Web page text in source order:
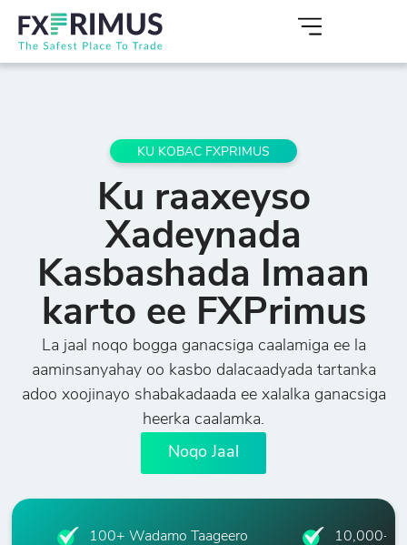
KU KOBAC FXPRIMUS
Ku raaxeyso
Xadeynada
Kasbashada Imaan
karto ee FXPrimus
La jaal noqo bogga ganacsiga caalamiga ee la
aaminsanyahay oo kasbo dalacaadyada tartanka
adoo xoojinayo shabakadaada ee xalalka ganacsiga
heerka caalamka.
Noqo Jaal
100+ Wadamo Taageero 10,000+